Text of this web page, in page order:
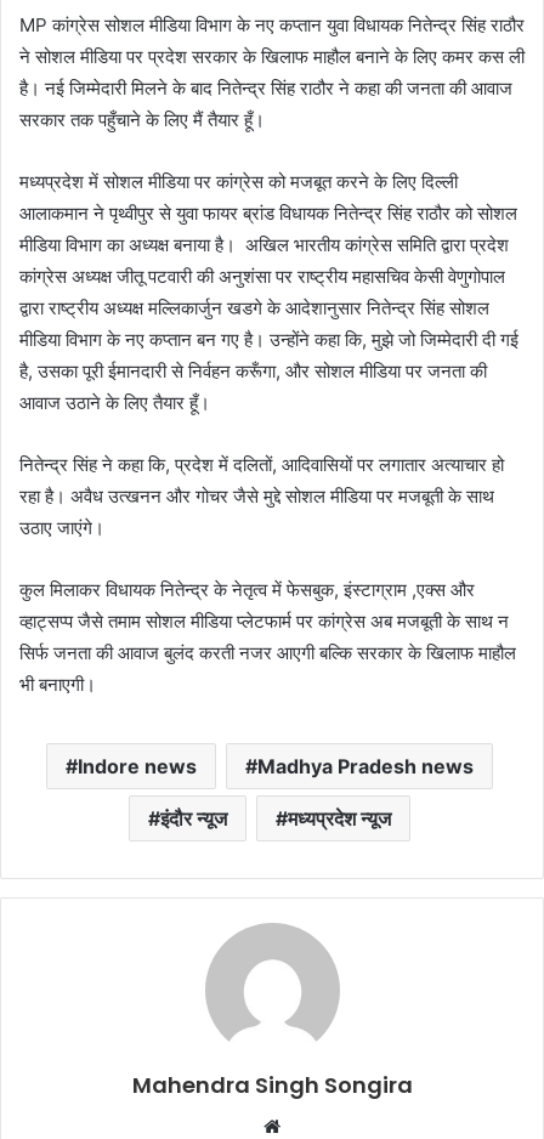
MP कांग्रेस सोशल मीडिया विभाग के नए कप्तान युवा विधायक नितेन्द्र सिंह राठौर
ने सोशल मीडिया पर प्रदेश सरकार के खिलाफ माहौल बनाने के लिए कमर कस ली
है। नई जिम्मेदारी मिलने के बाद नितेन्द्र सिंह राठौर ने कहा की जनता की आवाज
सरकार तक पहुँचाने के लिए मैं तैयार हूँ।
मध्यप्रदेश में सोशल मीडिया पर कांग्रेस को मजबूत करने के लिए दिल्ली
आलाकमान ने पृथ्वीपुर से युवा फायर ब्रांड विधायक नितेन्द्र सिंह राठौर को सोशल
मीडिया विभाग का अध्यक्ष बनाया है। अखिल भारतीय कांग्रेस समिति द्वारा प्रदेश
कांग्रेस अध्यक्ष जीतू पटवारी की अनुशंसा पर राष्ट्रीय महासचिव केसी वेणुगोपाल
द्वारा राष्ट्रीय अध्यक्ष मल्लिकार्जुन खडगे के आदेशानुसार नितेन्द्र सिंह सोशल
मीडिया विभाग के नए कप्तान बन गए है। उन्होंने कहा कि, मुझे जो जिम्मेदारी दी गई
है, उसका पूरी ईमानदारी से निर्वहन करूँगा, और सोशल मीडिया पर जनता की
आवाज उठाने के लिए तैयार हूँ।
नितेन्द्र सिंह ने कहा कि, प्रदेश में दलितों, आदिवासियों पर लगातार अत्याचार हो
रहा है। अवैध उत्खनन और गोचर जैसे मुद्दे सोशल मीडिया पर मजबूती के साथ
उठाए जाएंगे।
कुल मिलाकर विधायक नितेन्द्र के नेतृत्व में फेसबुक, इंस्टाग्राम ,एक्स और
व्हाट्सप्प जैसे तमाम सोशल मीडिया प्लेटफार्म पर कांग्रेस अब मजबूती के साथ न
सिर्फ जनता की आवाज बुलंद करती नजर आएगी बल्कि सरकार के खिलाफ माहौल
भी बनाएगी।
Indore news Madhya Pradesh news
इंदौर न्यूज मध्यप्रदेश न्यूज
Mahendra Singh Songira
Website